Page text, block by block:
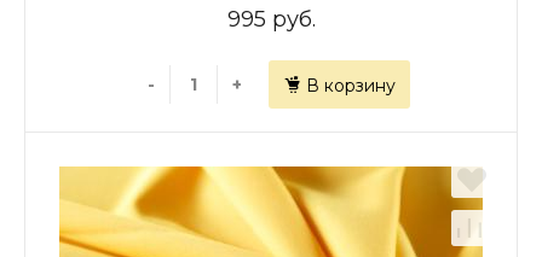
995 руб.
- + В корзину